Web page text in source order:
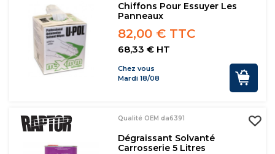
Chiffons Pour Essuyer Les
Panneaux
82,00 € TTC
68,33 € HT
Chez vous
Mardi 18/08
Qualité OEM da6391
Dégraissant Solvanté
Carrosserie 5 Litres